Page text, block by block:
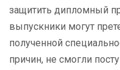
защитить дипломный
выпускники могут
полученной
причин, не смогли